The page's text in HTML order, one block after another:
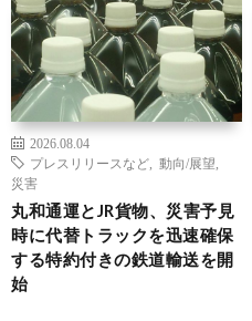
2026.08.04
プレスリリースなど
動向/展望
災害
丸和通運とJR貨物、災害予見
時に代替トラックを迅速確保
する特約付きの鉄道輸送を開
始